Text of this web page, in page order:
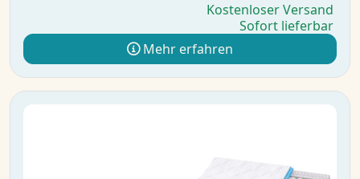
Kostenloser Versand
Sofort lieferbar
Mehr erfahren